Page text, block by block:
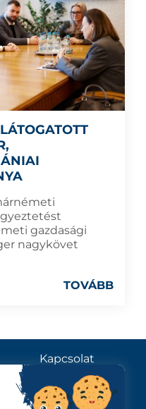
gazdasági
nagykövet
TOVÁBB
Kapcsolat
KÖVESSENEK